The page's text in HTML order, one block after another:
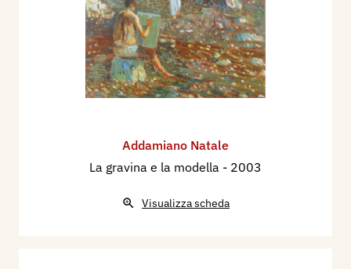
Addamiano Natale
La gravina e la modella - 2003
Visualizza scheda